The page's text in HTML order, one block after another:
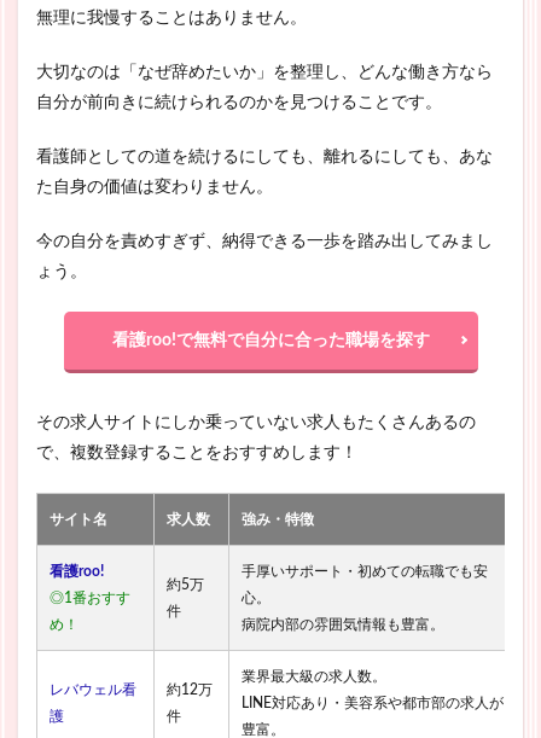
無理に我慢することはありません。
大切なのは「なぜ辞めたいか」を整理し、どんな働き方なら
自分が前向きに続けられるのかを見つけることです。
看護師としての道を続けるにしても、離れるにしても、あな
た自身の価値は変わりません。
今の自分を責めすぎず、納得できる一歩を踏み出してみまし
ょう。
看護roo!で無料で自分に合った職場を探す
その求人サイトにしか乗っていない求人もたくさんあるの
で、複数登録することをおすすめします！
サイト名 求人数 強み・特徴
看護roo!
◎1番おすす
め！
約5万
件
手厚いサポート・初めての転職でも安
心。
病院内部の雰囲気情報も豊富。
レバウェル看
護
約12万
件
業界最大級の求人数。
LINE対応あり・美容系や都市部の求人が
豊富。